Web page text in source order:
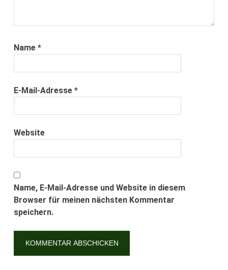
Name*
E-Mail-Adresse*
Website
Name, E-Mail-Adresse und Website in diesem
Browser für meinen nächsten Kommentar
speichern.